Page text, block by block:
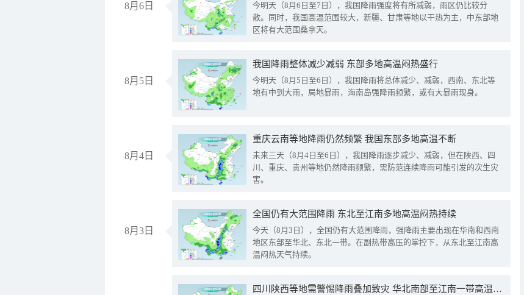
8月6日
今明天（8月6日至7日），我国降雨强度将有所减弱，雨区仍比较分
散。同时，我国高温范围较大，新疆、甘肃等地以干热为主，中东部地
区将有大范围桑拿天。
8月5日
我国降雨整体减少减弱 东部多地高温闷热盛行
今明天（8月5日至6日），我国降雨将总体减少、减弱，西南、东北等
地有中到大雨，局地暴雨，海南岛强降雨频繁，或有大暴雨现身。
8月4日
重庆云南等地降雨仍然频繁 我国东部多地高温不断
未来三天（8月4日至6日），我国降雨逐步减少、减弱，但在陕西、四
川、重庆、贵州等地仍然降雨频繁，需防范连续降雨可能引发的次生灾
害。
8月3日
全国仍有大范围降雨 东北至江南多地高温闷热持续
今天（8月3日），全国仍有大范围降雨，强降雨主要出现在华南和西南
地区东部至华北、东北一带。在副热带高压的掌控下，从东北至江南高
温闷热天气持续。
四川陕西等地需警惕降雨叠加致灾 华北南部至江南一带高温频现